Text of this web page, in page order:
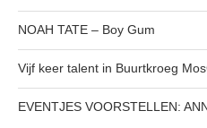
NOAH TATE – Boy Gum
Vijf keer talent in Buurtkroeg
EVENTJES VOORSTELLEN: